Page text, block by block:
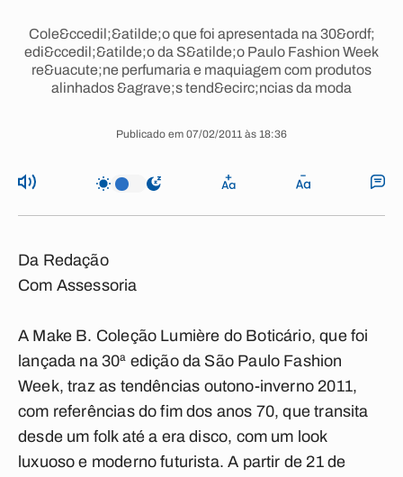
Cole&ccedil;&atilde;o que foi apresentada na 30&ordf;
edi&ccedil;&atilde;o da S&atilde;o Paulo Fashion Week
re&uacute;ne perfumaria e maquiagem com produtos
alinhados &agrave;s tend&ecirc;ncias da moda
Publicado em 07/02/2011 às 18:36
Da Redação
Com Assessoria
A Make B. Coleção Lumière do Boticário, que foi
lançada na 30ª edição da São Paulo Fashion
Week, traz as tendências outono-inverno 2011,
com referências do fim dos anos 70, que transita
desde um folk até a era disco, com um look
luxuoso e moderno futurista. A partir de 21 de